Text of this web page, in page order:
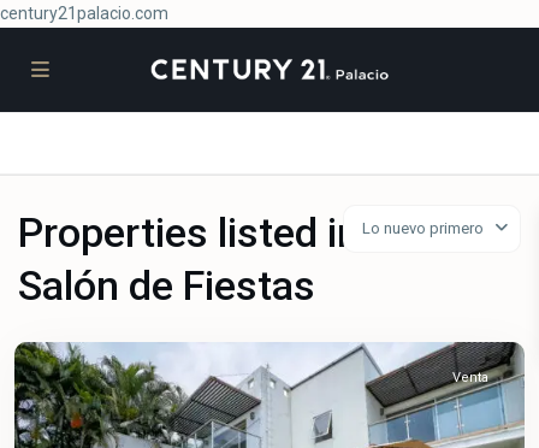
century21palacio.com
Lo nuevo primero
Properties listed in
Salón de Fiestas
Bugambilias
Venta